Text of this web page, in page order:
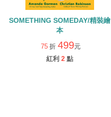
SOMETHING SOMEDAY/精裝繪
本
75 折 499元
紅利 2 點